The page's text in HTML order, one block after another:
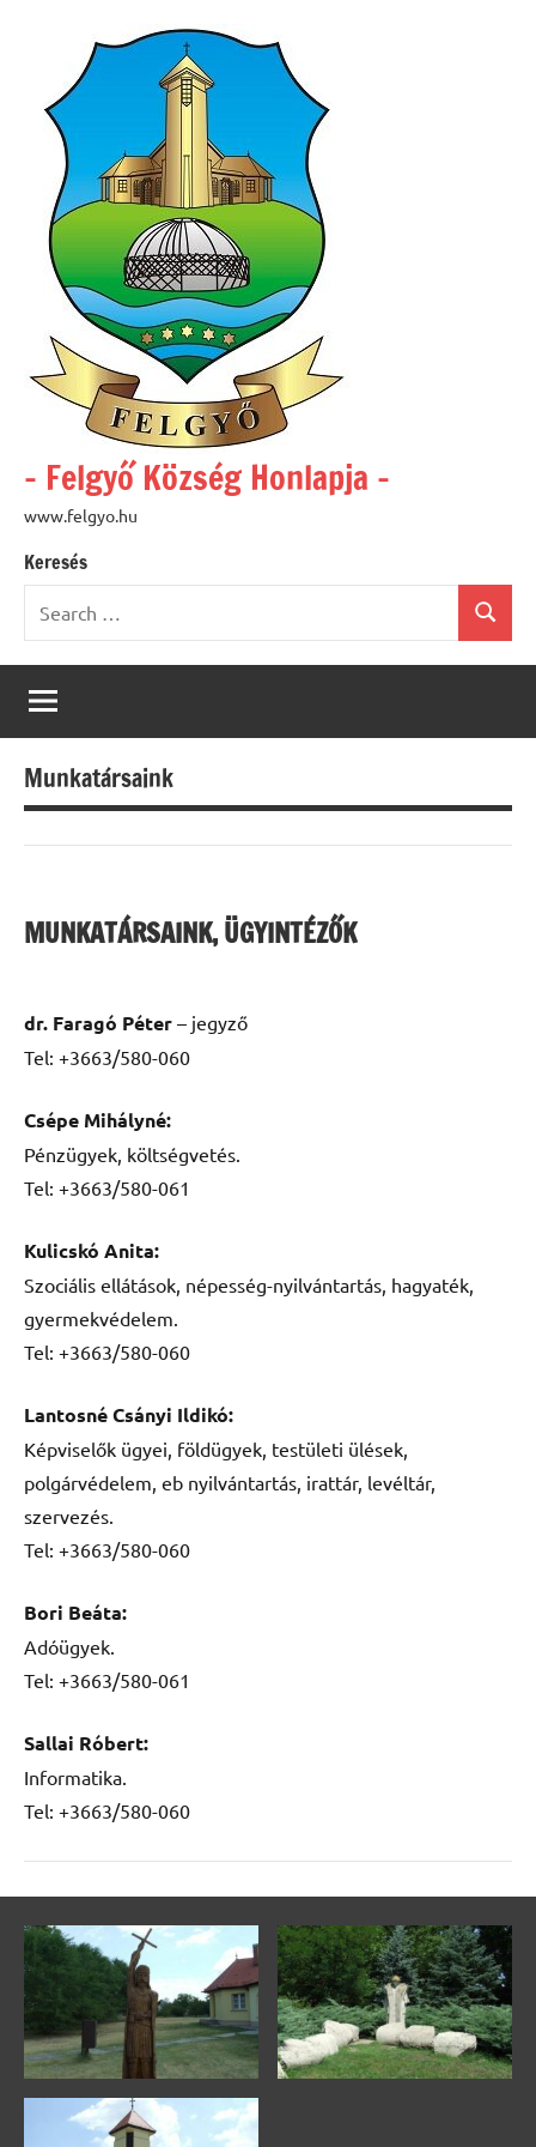
– Felgyő Község Honlapja –
www.felgyo.hu
Keresés
for:
Search
Munkatársaink
MUNKATÁRSAINK, ÜGYINTÉZŐK
dr. Faragó Péter – jegyző
Tel: +3663/580-060
Csépe Mihályné:
Pénzügyek, költségvetés.
Tel: +3663/580-061
Kulicskó Anita:
Szociális ellátások, népesség-nyilvántartás, hagyaték,
gyermekvédelem.
Tel: +3663/580-060
Lantosné Csányi Ildikó:
Képviselők ügyei, földügyek, testületi ülések,
polgárvédelem, eb nyilvántartás, irattár, levéltár,
szervezés.
Tel: +3663/580-060
Bori Beáta:
Adóügyek.
Tel: +3663/580-061
Sallai Róbert:
Informatika.
Tel: +3663/580-060